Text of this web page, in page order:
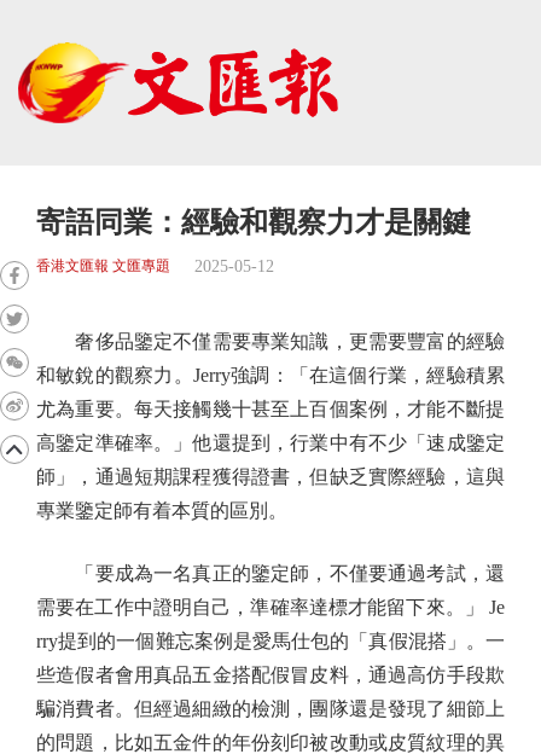
寄語同業：經驗和觀察力才是關鍵
香港文匯報 文匯專題 2025-05-12
奢侈品鑒定不僅需要專業知識，更需要豐富的經驗
和敏銳的觀察力。Jerry強調：「在這個行業，經驗積累
尤為重要。每天接觸幾十甚至上百個案例，才能不斷提
高鑒定準確率。」他還提到，行業中有不少「速成鑒定
師」，通過短期課程獲得證書，但缺乏實際經驗，這與
專業鑒定師有着本質的區別。
「要成為一名真正的鑒定師，不僅要通過考試，還
需要在工作中證明自己，準確率達標才能留下來。」 Je
rry提到的一個難忘案例是愛馬仕包的「真假混搭」。一
些造假者會用真品五金搭配假冒皮料，通過高仿手段欺
騙消費者。但經過細緻的檢測，團隊還是發現了細節上
的問題，比如五金件的年份刻印被改動或皮質紋理的異